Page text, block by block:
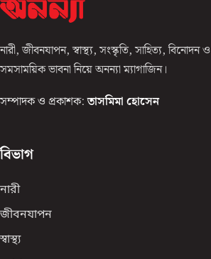
নারী, জীবনযাপন, স্বাস্থ্য, সংস্কৃতি, সাহিত্য, বিনোদন ও
সমসাময়িক ভাবনা নিয়ে অনন্যা ম্যাগাজিন।
সম্পাদক ও প্রকাশক: তাসমিমা হোসেন
বিভাগ
নারী
জীবনযাপন
স্বাস্থ্য